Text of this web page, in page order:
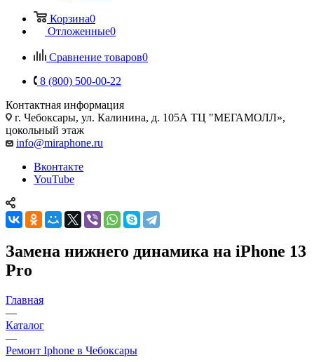
Корзина0
Отложенные0
Сравнение товаров0
8 (800) 500-00-22
Контактная информация
г. Чебоксары, ул. Калинина, д. 105А ТЦ "МЕГАМОЛЛ»,
цокольный этаж
info@miraphone.ru
Вконтакте
YouTube
Замена нижнего динамика на iPhone 13
Pro
Главная
—
Каталог
—
Ремонт Iphone в Чебоксары